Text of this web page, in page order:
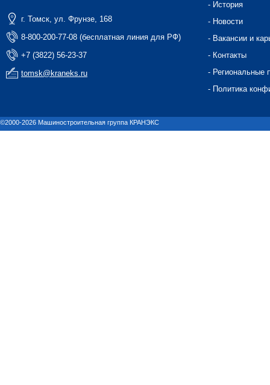
г. Томск, ул. Фрунзе, 168
8-800-200-77-08 (бесплатная линия для РФ)
+7 (3822) 56-23-37
tomsk@kraneks.ru
- История
- Новости
- Вакансии и
- Контакты
- Региональные
- Политика
©2000-2026 Машиностроительная группа КРАНЭКС